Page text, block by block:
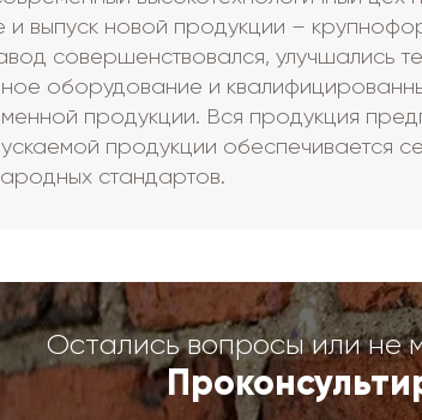
и выпуск новой продукции –
совершенствовался, улучшались
оборудование и
продукции. Вся продукция
продукции обеспечивается
стандартов.
Остались вопросы или не